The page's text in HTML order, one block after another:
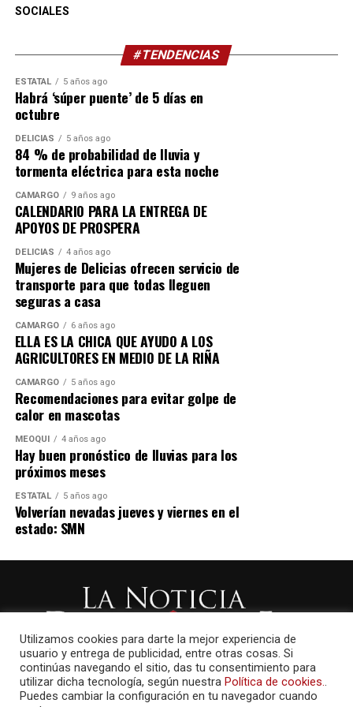
SOCIALES
#TENDENCIAS
ESTATAL 5 años ago
Habrá ‘súper puente’ de 5 días en
octubre
DELICIAS 5 años ago
84 % de probabilidad de lluvia y
tormenta eléctrica para esta noche
CAMARGO 9 años ago
CALENDARIO PARA LA ENTREGA DE
APOYOS DE PROSPERA
DELICIAS 4 años ago
Mujeres de Delicias ofrecen servicio de
transporte para que todas lleguen
seguras a casa
CAMARGO 6 años ago
ELLA ES LA CHICA QUE AYUDO A LOS
AGRICULTORES EN MEDIO DE LA RIÑA
CAMARGO 5 años ago
Recomendaciones para evitar golpe de
calor en mascotas
MEOQUI 4 años ago
Hay buen pronóstico de lluvias para los
próximos meses
ESTATAL 5 años ago
Volverían nevadas jueves y viernes en el
estado: SMN
Utilizamos cookies para darte la mejor experiencia de
usuario y entrega de publicidad, entre otras cosas. Si
continúas navegando el sitio, das tu consentimiento para
utilizar dicha tecnología, según nuestra Política de cookies..
Puedes cambiar la configuración en tu navegador cuando